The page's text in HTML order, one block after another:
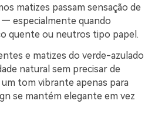
matizes passam sensação de
especialmente quando
quente ou neutros tipo papel.
e matizes do verde-azulado
natural sem precisar de
tom vibrante apenas para
se mantém elegante em vez